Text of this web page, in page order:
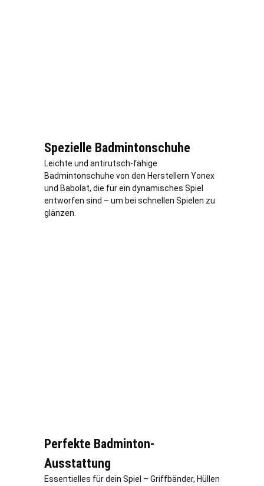
Spezielle Badmintonschuhe
Leichte und antirutsch-fähige
Badmintonschuhe von den Herstellern Yonex
und Babolat, die für ein dynamisches Spiel
entworfen sind – um bei schnellen Spielen zu
glänzen.
Perfekte Badminton-
Ausstattung
Essentielles für dein Spiel – Griffbänder, Hüllen